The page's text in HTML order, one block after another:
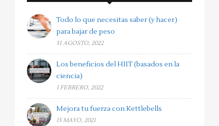
Todo lo que necesitas saber (y hacer)
para bajar de peso
31 AGOSTO, 2022
Los beneficios del HIIT (basados en la
ciencia)
1 FEBRERO, 2022
Mejora tu fuerza con Kettlebells
15 MAYO, 2021